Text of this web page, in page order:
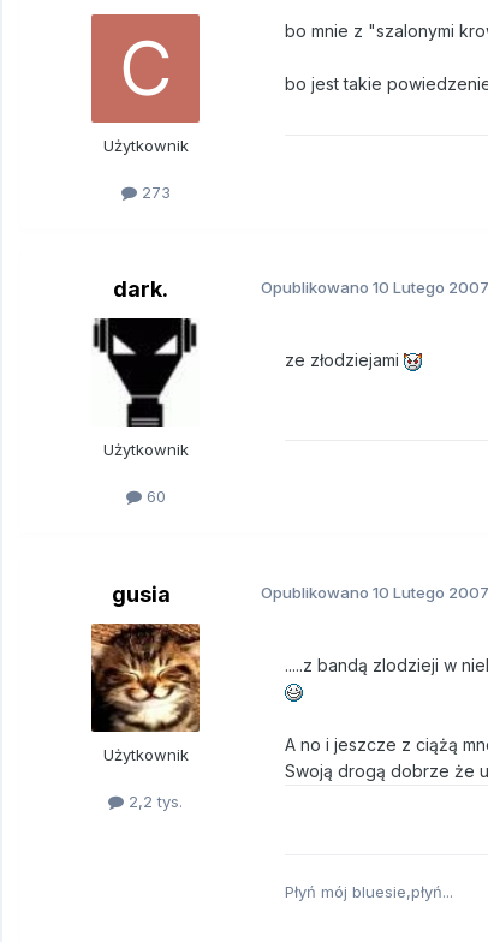
Użytkownik
273
bo mnie z "szalonymi
bo jest takie
dark.
Użytkownik
60
Opublikowano 10 Lutego 2007
ze złodziejami
gusia
Użytkownik
2,2 tys.
Opublikowano 10 Lutego 2007
.....z bandą zlodzieji w
A no i jeszcze z ciążą
Swoją drogą dobrze że
Płyń mój bluesie,płyń...